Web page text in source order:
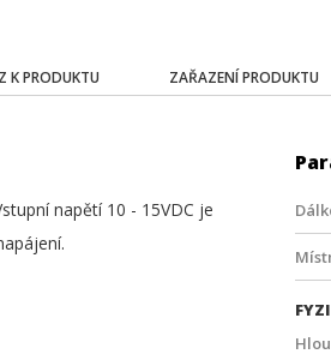
K PRODUKTU ZAŘAZENÍ PRODUKTU
napětí 10 - 15VDC je